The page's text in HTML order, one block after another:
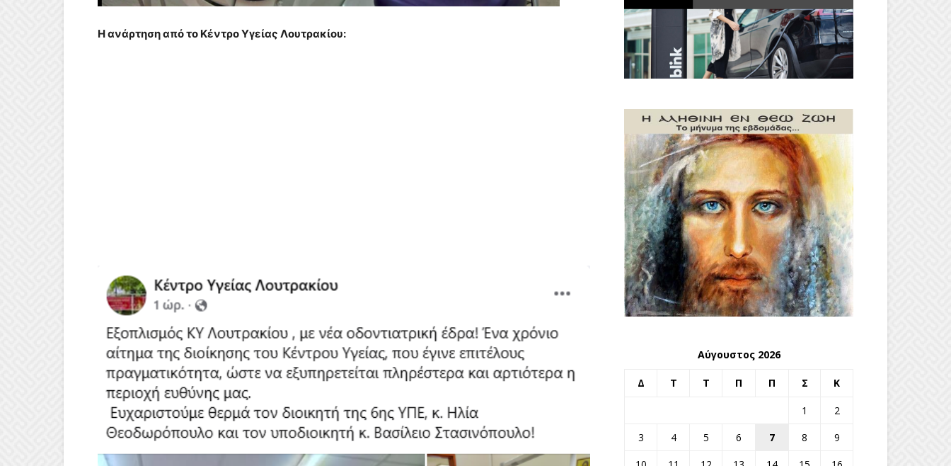
Η ανάρτηση από το Κέντρο Υγείας Λουτρακίου:
Αύγουστος 2026
Δ Τ Τ Π Π Σ Κ
1
2
3
4 5 6 7 8
9